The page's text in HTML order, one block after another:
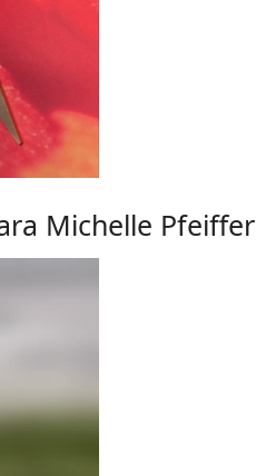
Michelle Pfeiffer